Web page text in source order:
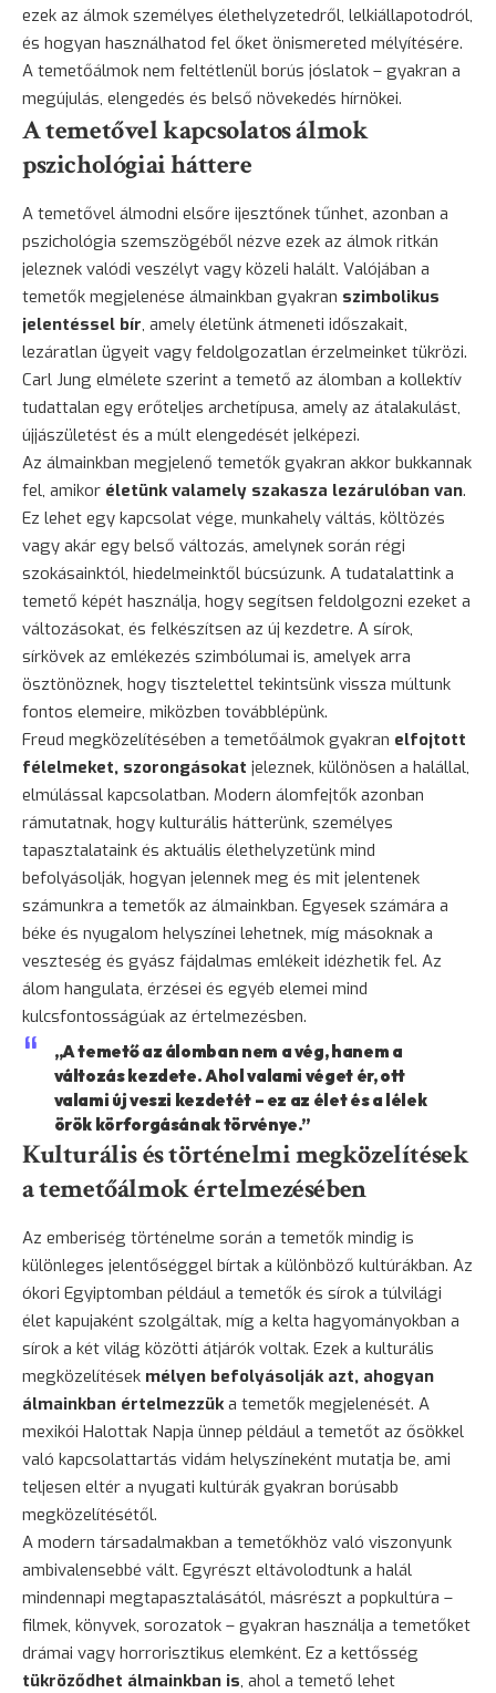
ezek az álmok személyes élethelyzetedről, lelkiállapotodról,
és hogyan használhatod fel őket önismereted mélyítésére.
A temetőálmok nem feltétlenül borús jóslatok – gyakran a
megújulás, elengedés és belső növekedés hírnökei.
A temetővel kapcsolatos álmok
pszichológiai háttere
A temetővel álmodni elsőre ijesztőnek tűnhet, azonban a
pszichológia szemszögéből nézve ezek az álmok ritkán
jeleznek valódi veszélyt vagy közeli halált. Valójában a
temetők megjelenése álmainkban gyakran szimbolikus
jelentéssel bír, amely életünk átmeneti időszakait,
lezáratlan ügyeit vagy feldolgozatlan érzelmeinket tükrözi.
Carl Jung elmélete szerint a temető az álomban a kollektív
tudattalan egy erőteljes archetípusa, amely az átalakulást,
újjászületést és a múlt elengedését jelképezi.
Az álmainkban megjelenő temetők gyakran akkor bukkannak
fel, amikor életünk valamely szakasza lezárulóban van.
Ez lehet egy kapcsolat vége, munkahely váltás, költözés
vagy akár egy belső változás, amelynek során régi
szokásainktól, hiedelmeinktől búcsúzunk. A tudatalattink a
temető képét használja, hogy segítsen feldolgozni ezeket a
változásokat, és felkészítsen az új kezdetre. A sírok,
sírkövek az emlékezés szimbólumai is, amelyek arra
ösztönöznek, hogy tisztelettel tekintsünk vissza múltunk
fontos elemeire, miközben továbblépünk.
Freud megközelítésében a temetőálmok gyakran elfojtott
félelmeket, szorongásokat jeleznek, különösen a halállal,
elmúlással kapcsolatban. Modern álomfejtők azonban
rámutatnak, hogy kulturális hátterünk, személyes
tapasztalataink és aktuális élethelyzetünk mind
befolyásolják, hogyan jelennek meg és mit jelentenek
számunkra a temetők az álmainkban. Egyesek számára a
béke és nyugalom helyszínei lehetnek, míg másoknak a
veszteség és gyász fájdalmas emlékeit idézhetik fel. Az
álom hangulata, érzései és egyéb elemei mind
kulcsfontosságúak az értelmezésben.
„A temető az álomban nem a vég, hanem a
változás kezdete. Ahol valami véget ér, ott
valami új veszi kezdetét – ez az élet és a lélek
örök körforgásának törvénye.”
Kulturális és történelmi megközelítések
a temetőálmok értelmezésében
Az emberiség történelme során a temetők mindig is
különleges jelentőséggel bírtak a különböző kultúrákban. Az
ókori Egyiptomban például a temetők és sírok a túlvilági
élet kapujaként szolgáltak, míg a kelta hagyományokban a
sírok a két világ közötti átjárók voltak. Ezek a kulturális
megközelítések mélyen befolyásolják azt, ahogyan
álmainkban értelmezzüka temetők megjelenését. A
mexikói Halottak Napja ünnep például a temetőt az ősökkel
való kapcsolattartás vidám helyszíneként mutatja be, ami
teljesen eltér a nyugati kultúrák gyakran borúsabb
megközelítésétől.
A modern társadalmakban a temetőkhöz való viszonyunk
ambivalensebbé vált. Egyrészt eltávolodtunk a halál
mindennapi megtapasztalásától, másrészt a popkultúra –
filmek, könyvek, sorozatok – gyakran használja a temetőket
drámai vagy horrorisztikus elemként. Ez a kettősség
tükröződhet álmainkban is, ahol a temető lehet